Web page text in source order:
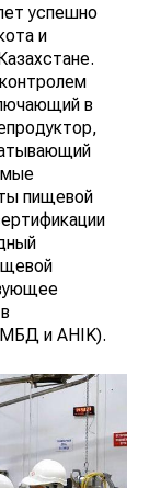
успешно
и
в
пищевой
и AHIK).